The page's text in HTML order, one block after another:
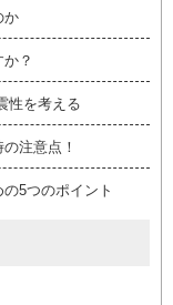
か
？
性を考える
注意点！
5つのポイント